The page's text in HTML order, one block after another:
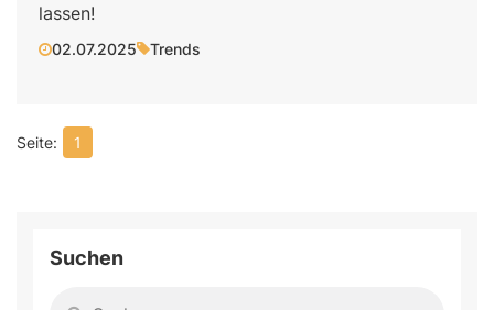
lassen!
02.07.2025 Trends
1
Suchen